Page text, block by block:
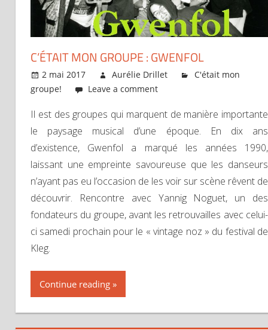
C’ÉTAIT MON GROUPE : GWENFOL
2 mai 2017 Aurélie Drillet
C'était mon
groupe!
Leave a comment
Il est des groupes qui marquent de manière importante
le paysage musical d’une époque. En dix ans
d’existence, Gwenfol a marqué les années 1990,
laissant une empreinte savoureuse que les danseurs
n’ayant pas eu l’occasion de les voir sur scène rêvent de
découvrir. Rencontre avec Yannig Noguet, un des
fondateurs du groupe, avant les retrouvailles avec celui-
ci samedi prochain pour le « vintage noz » du festival de
Kleg.
Continue reading